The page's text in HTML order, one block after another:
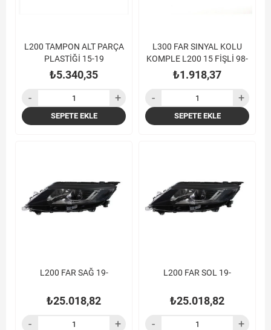
L200 TAMPON ALT PARÇA
PLASTİĞİ 15-19
₺5.340,35
SEPETE EKLE
L300 FAR SINYAL KOLU
KOMPLE L200 15 FİŞLİ 98-
₺1.918,37
SEPETE EKLE
L200 FAR SAĞ 19-
₺25.018,82
L200 FAR SOL 19-
₺25.018,82